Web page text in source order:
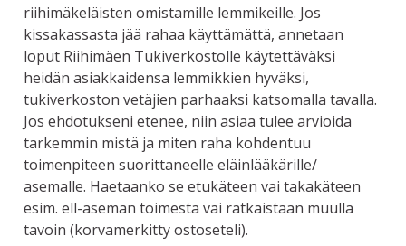
riihimäkeläisten omistamille lemmikeille. Jos
kissakassasta jää rahaa käyttämättä, annetaan
loput Riihimäen Tukiverkostolle käytettäväksi
heidän asiakkaidensa lemmikkien hyväksi,
tukiverkoston vetäjien parhaaksi katsomalla tavalla.
Jos ehdotukseni etenee, niin asiaa tulee arvioida
tarkemmin mistä ja miten raha kohdentuu
toimenpiteen suorittaneelle eläinlääkärille/
asemalle. Haetaanko se etukäteen vai takakäteen
esim. ell-aseman toimesta vai ratkaistaan muulla
tavoin (korvamerkitty ostoseteli).